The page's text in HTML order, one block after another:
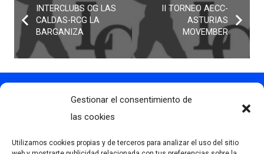
Gestionar el consentimiento de
las cookies
Utilizamos cookies propias y de terceros para analizar el uso del sitio
INTERCLUBS CG LAS
CALDAS-RCG LA
BARGANIZA
II TORNEO AECC-
ASTURIAS
MOVEMBER
Contacto
info@clubdegolflascaldas.com
681 163 108